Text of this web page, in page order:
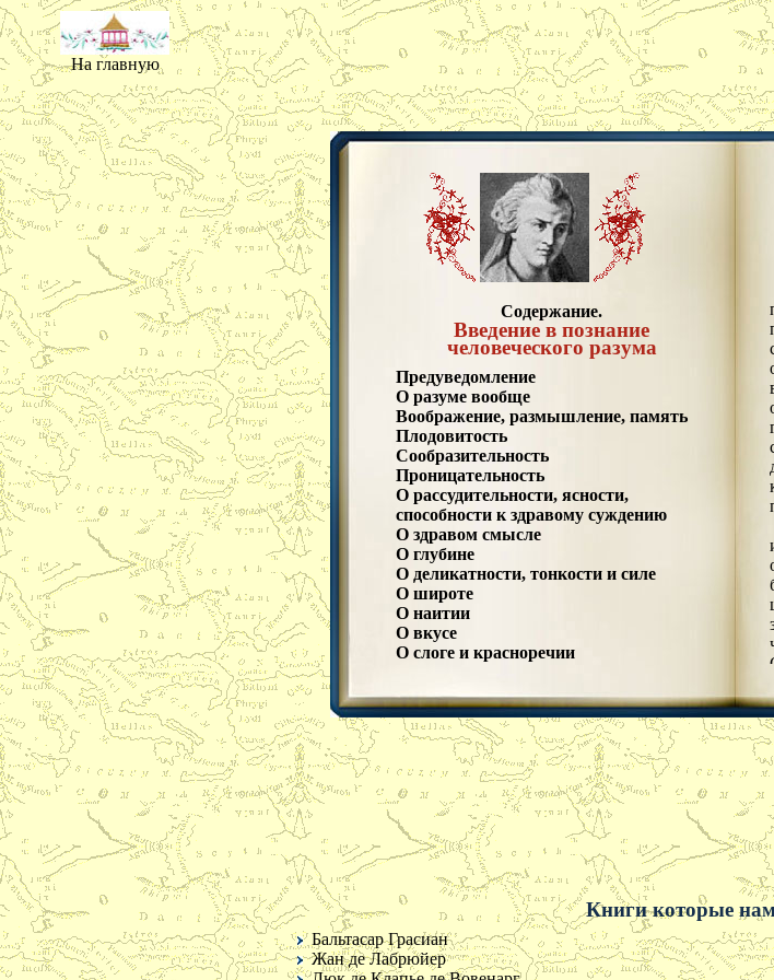
На главную
Содержание.
Введение в познание
человеческого разума
Предуведомление
О разуме вообще
Воображение, размышление, память
Плодовитость
Сообразительность
Проницательность
О рассудительности, ясности,
способности к здравому суждению
О здравом смысле
О глубине
О деликатности, тонкости и силе
О широте
О наитии
О вкусе
О слоге и красноречии
О характере
О серьезности
О хладнокровии
О находчивости
О рассеянности
О разуме и игре
О страстях
О веселости, радости, меланхолии
О самолюбии и себялюбии
О честолюбии
О любви к светской жизни
О славолюбии
О любви к наукам и литературе
О скупости
Книги которые
Бальтасар Грасиан
Жан де Лабрюйер